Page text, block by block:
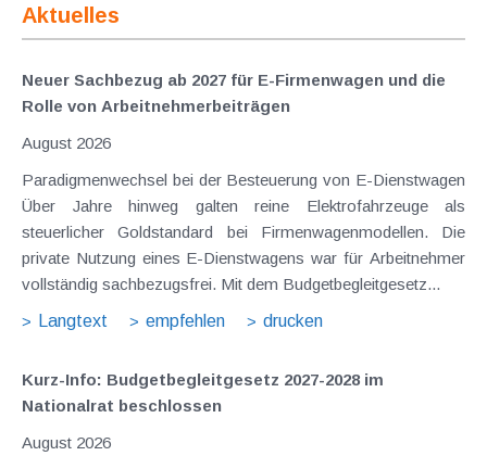
Aktuelles
Neuer Sachbezug ab 2027 für E-Firmenwagen und die
Rolle von Arbeitnehmer​­beiträgen
August 2026
Paradigmenwechsel bei der Besteuerung von E-Dienstwagen
Über Jahre hinweg galten reine Elektrofahrzeuge als
steuerlicher Goldstandard bei Firmenwagenmodellen. Die
private Nutzung eines E-Dienstwagens war für Arbeitnehmer
vollständig sachbezugsfrei. Mit dem Budgetbegleitgesetz...
Langtext
empfehlen drucken
Kurz-Info: Budgetbegleitgesetz 2027-2028 im
Nationalrat beschlossen
August 2026